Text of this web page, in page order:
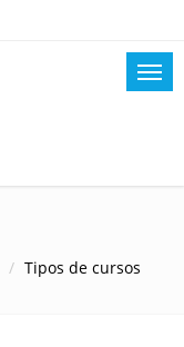
Tipos de cursos